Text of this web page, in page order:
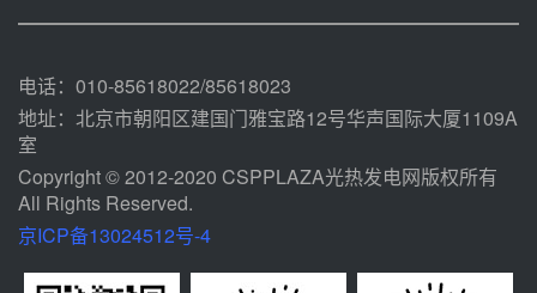
规模化助力构建绿色低碳电力供给
电话：010-85618022/85618023
地址：北京市朝阳区建国门雅宝路12号华声国际大厦1109A
室
Copyright © 2012-2020 CSPPLAZA光热发电网版权所有
All Rights Reserved.
京ICP备13024512号-4